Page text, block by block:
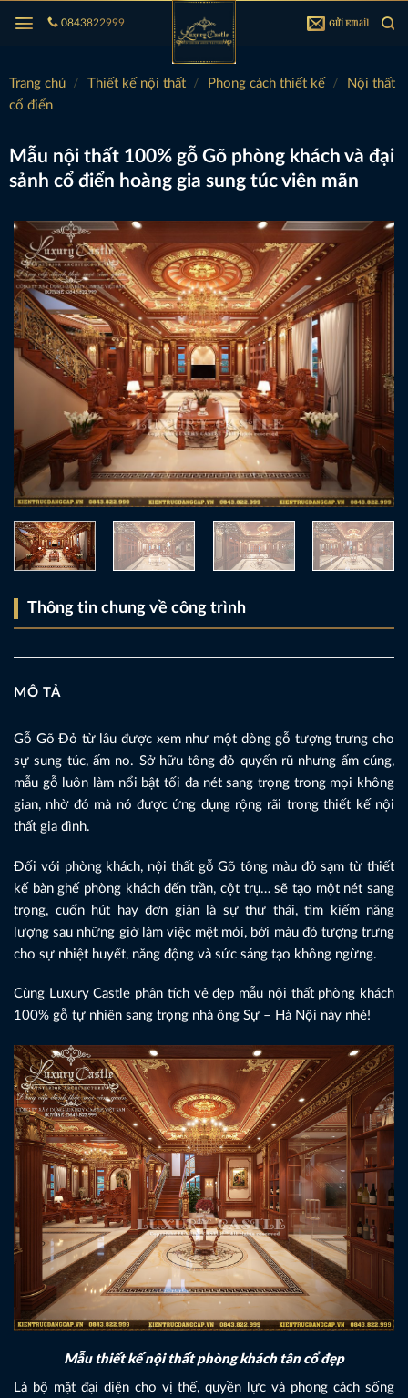
qua
dung
0843822999 Gửi Email
Trang chủ / Thiết kế nội thất / Phong cách thiết kế /
Nội thất
cổ điển
Mẫu nội thất 100% gỗ Gõ phòng khách và đại
sảnh cổ điển hoàng gia sung túc viên mãn
Thông tin chung về công trình
MÔ TẢ
Gỗ Gõ Đỏ từ lâu được xem như một dòng gỗ tượng trưng cho
sự sung túc, ấm no. Sở hữu tông đỏ quyến rũ nhưng ấm cúng,
mẫu gỗ luôn làm nổi bật tối đa nét sang trọng trong mọi không
gian, nhờ đó mà nó được ứng dụng rộng rãi trong thiết kế nội
thất gia đình.
Đối với phòng khách, nội thất gỗ Gõ tông màu đỏ sạm từ thiết
kế bàn ghế phòng khách đến trần, cột trụ… sẽ tạo một nét sang
trọng, cuốn hút hay đơn giản là sự thư thái, tìm kiếm năng
lượng sau những giờ làm việc mệt mỏi, bởi màu đỏ tượng trưng
cho sự nhiệt huyết, năng động và sức sáng tạo không ngừng.
Cùng Luxury Castle phân tích vẻ đẹp mẫu nội thất phòng khách
100% gỗ tự nhiên sang trọng nhà ông Sự – Hà Nội này nhé!
Mẫu thiết kế nội thất phòng khách tân cổ đẹp
Là bộ mặt đại diện cho vị thế, quyền lực và phong cách sống